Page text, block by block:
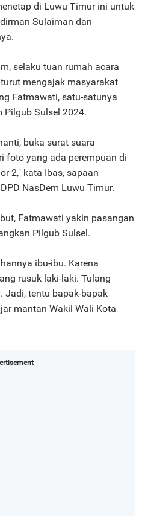
di Luwu Timur ini untuk
Sulaiman dan
selaku tuan rumah acara
mengajak masyarakat
Fatmawati, satu-satunya
Pilgub Sulsel 2024.
buka surat suara
foto yang ada perempuan di
2," kata Ibas, sapaan
NasDem Luwu Timur.
Fatmawati yakin pasangan
Pilgub Sulsel.
ibu-ibu. Karena
rusuk laki-laki. Tulang
Jadi, tentu bapak-bapak
mantan Wakil Wali Kota